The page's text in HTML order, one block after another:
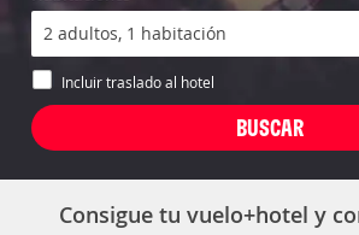
Incluir traslado al hotel
Consigue tu vuelo+hotel y